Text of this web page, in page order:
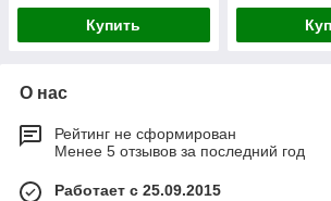
Купить
О нас
Рейтинг не сформирован
Менее 5 отзывов за последний год
Работает с 25.09.2015